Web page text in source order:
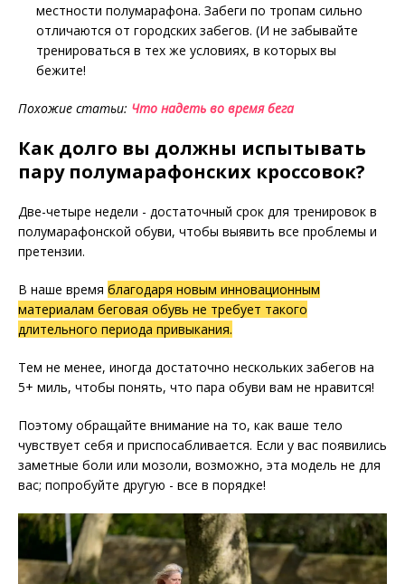
местности полумарафона. Забеги по тропам сильно
отличаются от городских забегов. (И не забывайте
тренироваться в тех же условиях, в которых вы
бежите!
Похожие статьи: Что надеть во время бега
Как долго вы должны испытывать
пару полумарафонских кроссовок?
Две-четыре недели - достаточный срок для тренировок в
полумарафонской обуви, чтобы выявить все проблемы и
претензии.
В наше время благодаря новым инновационным
материалам беговая обувь не требует такого
длительного периода привыкания.
Тем не менее, иногда достаточно нескольких забегов на
5+ миль, чтобы понять, что пара обуви вам не нравится!
Поэтому обращайте внимание на то, как ваше тело
чувствует себя и приспосабливается. Если у вас появились
заметные боли или мозоли, возможно, эта модель не для
вас; попробуйте другую - все в порядке!